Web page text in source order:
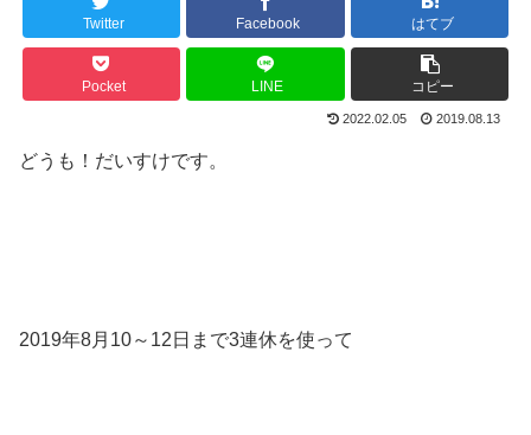
Twitter Facebook はてブ
Pocket LINE コピー
2022.02.05 2019.08.13
どうも！だいすけです。
2019年8月10～12日まで3連休を使って